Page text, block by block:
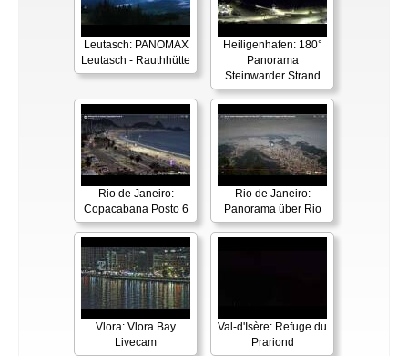
Leutasch: PANOMAX
Leutasch - Rauthhütte
Heiligenhafen: 180°
Panorama
Steinwarder Strand
Rio de Janeiro:
Copacabana Posto 6
Rio de Janeiro:
Panorama über Rio
Vlora: Vlora Bay
Livecam
Val-d'Isère: Refuge du
Prariond